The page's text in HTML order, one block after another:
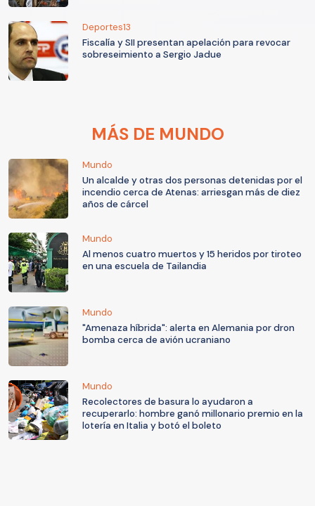
Deportes13
Fiscalía y SII presentan apelación para revocar
sobreseimiento a Sergio Jadue
MÁS DE MUNDO
Mundo
Un alcalde y otras dos personas detenidas por el
incendio cerca de Atenas: arriesgan más de diez
años de cárcel
Mundo
Al menos cuatro muertos y 15 heridos por tiroteo
en una escuela de Tailandia
Mundo
"Amenaza híbrida": alerta en Alemania por dron
bomba cerca de avión ucraniano
Mundo
Recolectores de basura lo ayudaron a
recuperarlo: hombre ganó millonario premio en la
lotería en Italia y botó el boleto